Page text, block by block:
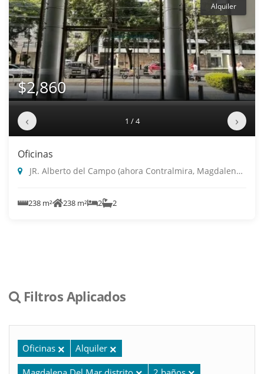
Alquiler
$2,860
‹ 1 / 4 ›
Oficinas
JR. Alberto del Campo (ahora Contralmira, Magdalena Del Mar
238 m² 238 m² 2 2
Filtros Aplicados
Oficinas Alquiler